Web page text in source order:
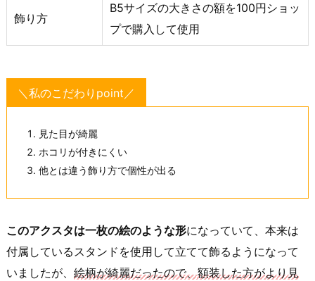
飾り方
B5サイズの大きさの額を100円ショッ
プで購入して使用
＼私のこだわりpoint／
見た目が綺麗
ホコリが付きにくい
他とは違う飾り方で個性が出る
このアクスタは一枚の絵のような形になっていて、本来は
付属しているスタンドを使用して立てて飾るようになって
いましたが、 絵柄が綺麗だったので、額装した方がより見